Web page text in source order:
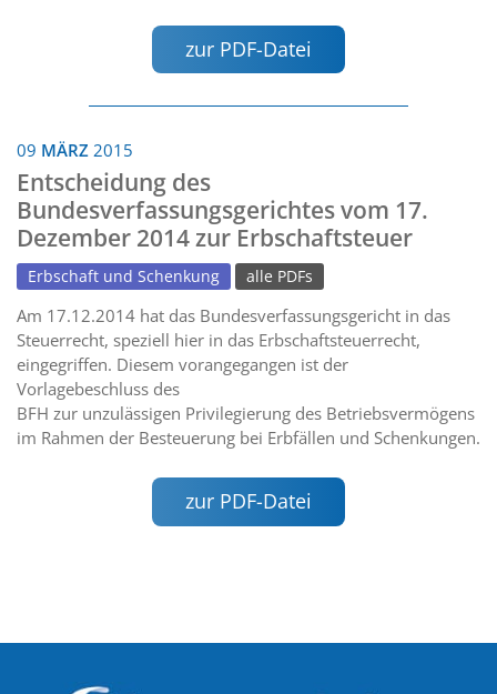
zur PDF-Datei
09 MÄRZ 2015
Entscheidung des
Bundesverfassungsgerichtes vom 17.
Dezember 2014 zur Erbschaftsteuer
Erbschaft und Schenkung alle PDFs
Am 17.12.2014 hat das Bundesverfassungsgericht in das
Steuerrecht, speziell hier in das Erbschaftsteuerrecht,
eingegriffen. Diesem vorangegangen ist der
Vorlagebeschluss des
BFH zur unzulässigen Privilegierung des Betriebsvermögens
im Rahmen der Besteuerung bei Erbfällen und Schenkungen.
zur PDF-Datei